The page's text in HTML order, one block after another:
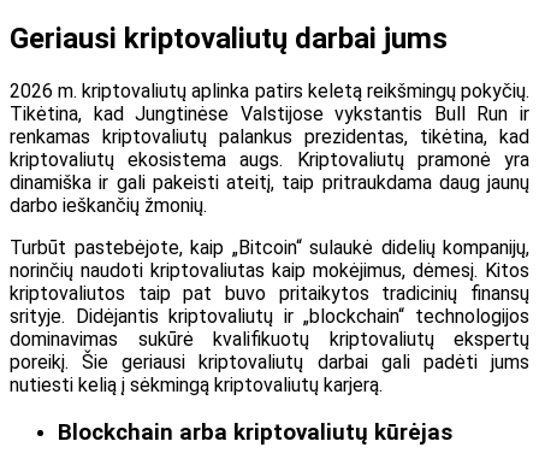
Geriausi kriptovaliutų darbai jums
2026 m. kriptovaliutų aplinka patirs keletą reikšmingų pokyčių.
Tikėtina, kad Jungtinėse Valstijose vykstantis Bull Run ir
renkamas kriptovaliutų palankus prezidentas, tikėtina, kad
kriptovaliutų ekosistema augs. Kriptovaliutų pramonė yra
dinamiška ir gali pakeisti ateitį, taip pritraukdama daug jaunų
darbo ieškančių žmonių.
Turbūt pastebėjote, kaip „Bitcoin“ sulaukė didelių kompanijų,
norinčių naudoti kriptovaliutas kaip mokėjimus, dėmesį. Kitos
kriptovaliutos taip pat buvo pritaikytos tradicinių finansų
srityje. Didėjantis kriptovaliutų ir „blockchain“ technologijos
dominavimas sukūrė kvalifikuotų kriptovaliutų ekspertų
poreikį. Šie geriausi kriptovaliutų darbai gali padėti jums
nutiesti kelią į sėkmingą kriptovaliutų karjerą.
Blockchain arba kriptovaliutų kūrėjas